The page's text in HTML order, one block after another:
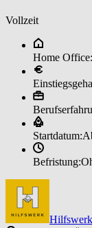
Vollzeit
Home Office:
Startdatum:
Befristung: